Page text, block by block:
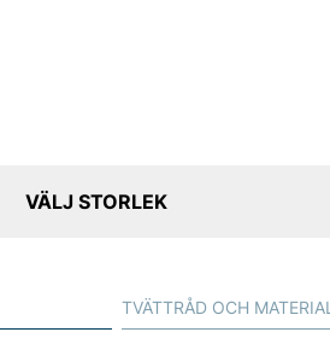
VÄLJ STORLEK
TVÄTTRÅD OCH MATERIAL